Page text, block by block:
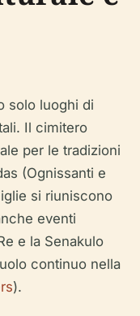
solo luoghi di
Il cimitero
per le tradizioni
(Ognissanti e
si riuniscono
eventi
e la Senakulo
continuo nella
).